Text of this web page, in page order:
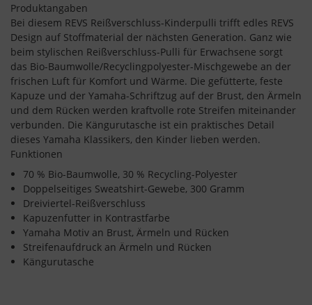
Produktangaben
Bei diesem REVS Reißverschluss-Kinderpulli trifft edles REVS
Design auf Stoffmaterial der nächsten Generation. Ganz wie
beim stylischen Reißverschluss-Pulli für Erwachsene sorgt
das Bio-Baumwolle/Recyclingpolyester-Mischgewebe an der
frischen Luft für Komfort und Wärme. Die gefütterte, feste
Kapuze und der Yamaha-Schriftzug auf der Brust, den Ärmeln
und dem Rücken werden kraftvolle rote Streifen miteinander
verbunden. Die Kängurutasche ist ein praktisches Detail
dieses Yamaha Klassikers, den Kinder lieben werden.
Funktionen
70 % Bio-Baumwolle, 30 % Recycling-Polyester
Doppelseitiges Sweatshirt-Gewebe, 300 Gramm
Dreiviertel-Reißverschluss
Kapuzenfutter in Kontrastfarbe
Yamaha Motiv an Brust, Ärmeln und Rücken
Streifenaufdruck an Ärmeln und Rücken
Kängurutasche